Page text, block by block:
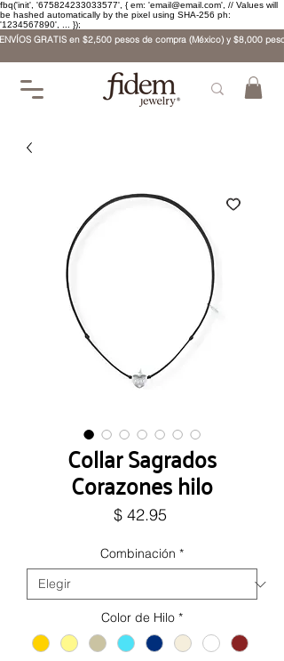
fbq('init', '675824233033577', { em: 'email@email.com', // Values will
be hashed automatically by the pixel using SHA-256 ph:
'1234567890', ... });
ENVÍOS GRATIS en $2,500 pesos de compra (México) y $8,000
Collar Sagrados
Corazones hilo
$ 42.95Precio
Combinación *
Color de Hilo *